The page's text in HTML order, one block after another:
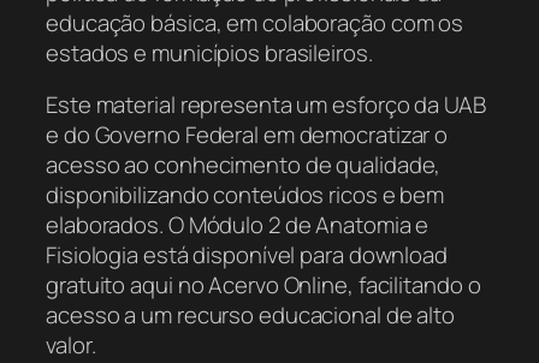
educação básica, em colaboração com os
estados e municípios brasileiros.
Este material representa um esforço da UAB
e do Governo Federal em democratizar o
acesso ao conhecimento de qualidade,
disponibilizando conteúdos ricos e bem
elaborados. O Módulo 2 de Anatomia e
Fisiologia está disponível para download
gratuito aqui no Acervo Online, facilitando o
acesso a um recurso educacional de alto
valor.